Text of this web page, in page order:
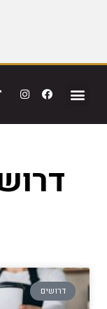
דרושים